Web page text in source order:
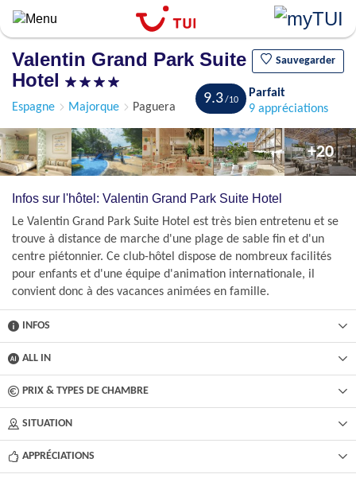
Aller
au
principal
Valentin Grand Park Suite
Hotel
Sauvegarder
Espagne Majorque Paguera
9.3
Parfait
9 appréciations
+20
Infos sur l'hôtel: Valentin Grand Park Suite Hotel
Le Valentin Grand Park Suite Hotel est très bien entretenu et se
trouve à distance de marche d'une plage de sable fin et d'un
centre piétonnier. Ce club-hôtel dispose de nombreux facilités
pour enfants et d'une équipe d'animation internationale, il
convient donc à des vacances animées en famille.
INFOS
ALL IN
PRIX & TYPES DE CHAMBRE
SITUATION
APPRÉCIATIONS